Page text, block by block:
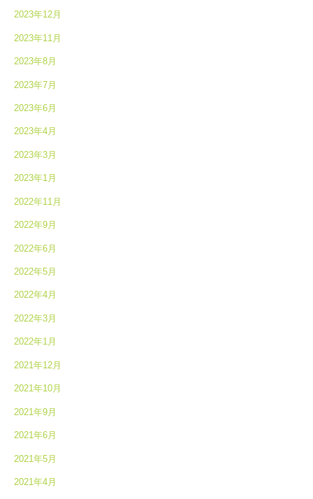
2023年12月
2023年11月
2023年8月
2023年7月
2023年6月
2023年4月
2023年3月
2023年1月
2022年11月
2022年9月
2022年6月
2022年5月
2022年4月
2022年3月
2022年1月
2021年12月
2021年10月
2021年9月
2021年6月
2021年5月
2021年4月